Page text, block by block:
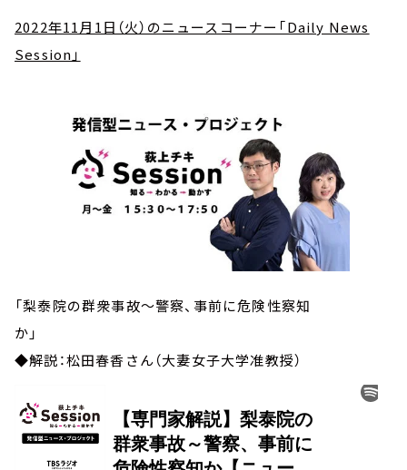
2022年11月1日（火）のニュースコーナー「Daily News
Session」
「梨泰院の群衆事故～警察、事前に危険性察知
か」
◆解説：松田春香さん（大妻女子大学准教授）